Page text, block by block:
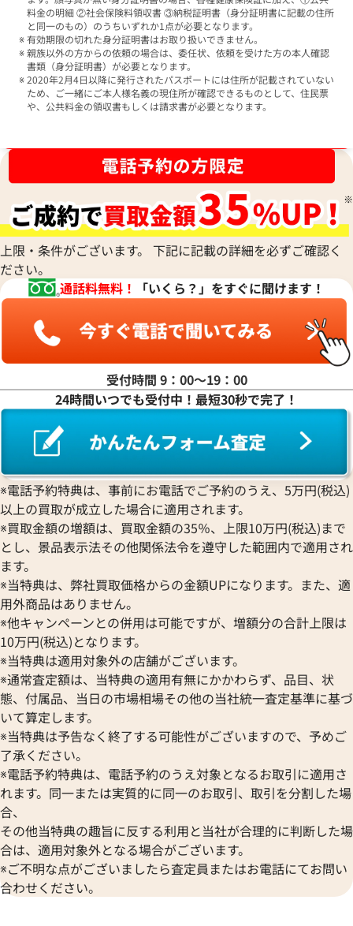
料金の明細 ②社会保険料領収書 ③納税証明書（身分証明書に記載の住所
と同一のもの）のうちいずれか1点が必要となります。
有効期限の切れた身分証明書はお取り扱いできません。
親族以外の方からの依頼の場合は、委任状、依頼を受けた方の本人確認
書類（身分証明書）が必要となります。
2020年2月4日以降に発行されたパスポートには住所が記載されていない
ため、ご一緒にご本人様名義の現住所が確認できるものとして、住民票
や、公共料金の領収書もしくは請求書が必要となります。
上限・条件がございます。 下記に記載の詳細を必ずご確認く
ださい。
通話料無料！
「いくら？」をすぐに聞けます！
受付時間 9：00〜19：00
24時間いつでも受付中！最短30秒で完了！
※電話予約特典は、事前にお電話でご予約のうえ、5万円(税込)
以上の買取が成立した場合に適用されます。
※買取金額の増額は、買取金額の35％、上限10万円(税込)まで
とし、景品表示法その他関係法令を遵守した範囲内で適用され
ます。
※当特典は、弊社買取価格からの金額UPになります。また、適
用外商品はありません。
※他キャンペーンとの併用は可能ですが、増額分の合計上限は
10万円(税込)となります。
※当特典は適用対象外の店舗がございます。
※通常査定額は、当特典の適用有無にかかわらず、品目、状
態、付属品、当日の市場相場その他の当社統一査定基準に基づ
いて算定します。
※当特典は予告なく終了する可能性がございますので、予めご
了承ください。
※電話予約特典は、電話予約のうえ対象となるお取引に適用さ
れます。同一または実質的に同一のお取引、取引を分割した場
合、
その他当特典の趣旨に反する利用と当社が合理的に判断した場
合は、適用対象外となる場合がございます。
※ご不明な点がございましたら査定員またはお電話にてお問い
合わせください。